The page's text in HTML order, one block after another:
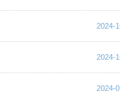
2024-
2024-
2024-